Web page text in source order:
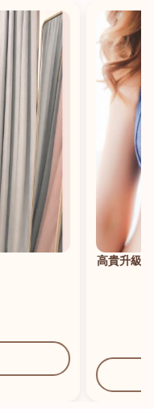
高貴升級